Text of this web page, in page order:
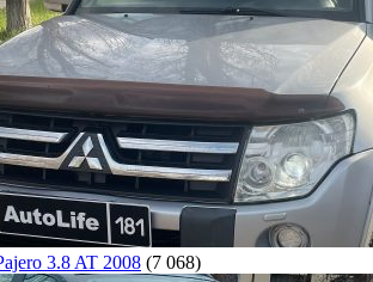
3.8 AT 2008 (7 068)